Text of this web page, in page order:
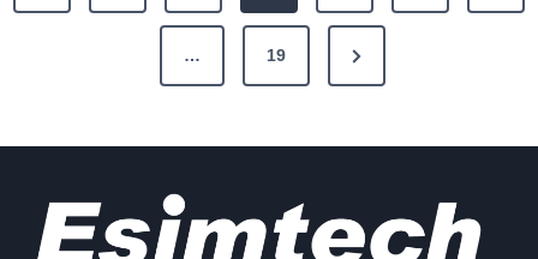
а
… 19